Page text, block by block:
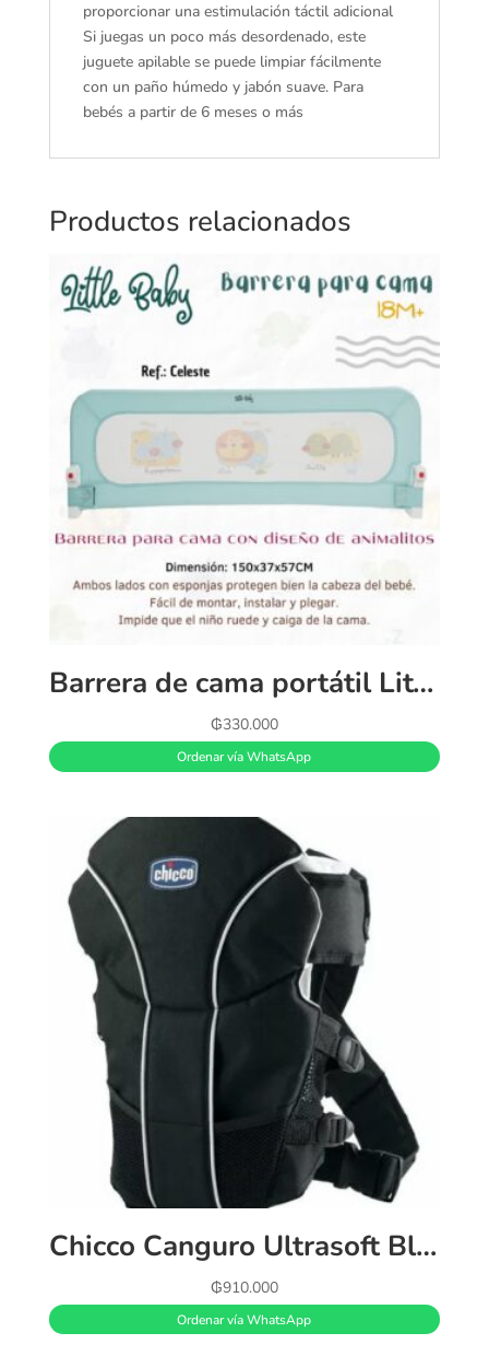
proporcionar una estimulación táctil adicional
Si juegas un poco más desordenado, este
juguete apilable se puede limpiar fácilmente
con un paño húmedo y jabón suave. Para
bebés a partir de 6 meses o más
Productos relacionados
Barrera de cama portátil Little Baby con diseño de animalito.
₲330.000
Ordenar vía WhatsApp
Chicco Canguro Ultrasoft Black, Color Negro
₲910.000
Ordenar vía WhatsApp